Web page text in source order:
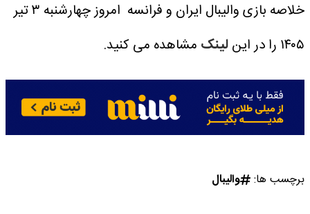
خلاصه بازی والیبال ایران و فرانسه امروز چهارشنبه ۳ تیر
۱۴۰۵ را در این
لینک مشاهده می کنید.
برچسب ها: والیبال